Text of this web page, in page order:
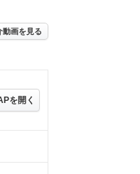
ロック
／用語解説
動画を見る
を開く